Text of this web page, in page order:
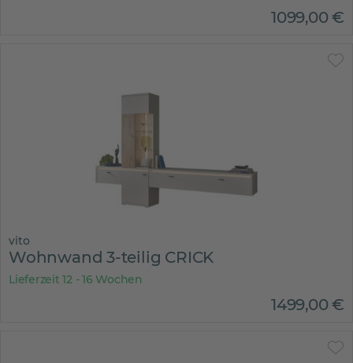
1099,00€
vito
Wohnwand 3-teilig CRICK
Lieferzeit 12 - 16 Wochen
1499,00€